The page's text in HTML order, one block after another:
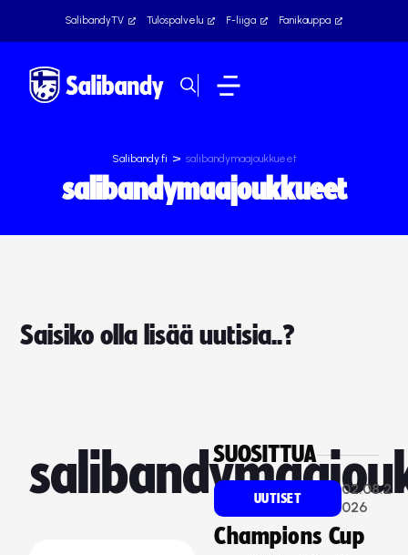
SalibandyTV Tulospalvelu F-liiga Fanikauppa
Salibandy.fi > salibandymaajoukkueet
salibandymaajoukkueet
Saisiko olla lisää uutisia..?
SUOSITTUA
UUTISET
02.08.2
026
Champions Cup